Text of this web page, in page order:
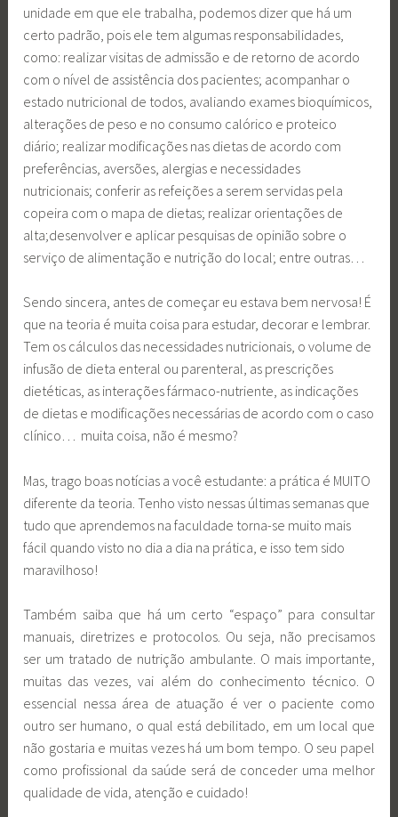
unidade em que ele trabalha, podemos dizer que há um
certo padrão, pois ele tem algumas responsabilidades,
como: realizar visitas de admissão e de retorno de acordo
com o nível de assistência dos pacientes; acompanhar o
estado nutricional de todos, avaliando exames bioquímicos,
alterações de peso e no consumo calórico e proteico
diário; realizar modificações nas dietas de acordo com
preferências, aversões, alergias e necessidades
nutricionais; conferir as refeições a serem servidas pela
copeira com o mapa de dietas; realizar orientações de
alta;desenvolver e aplicar pesquisas de opinião sobre o
serviço de alimentação e nutrição do local; entre outras…
Sendo sincera, antes de começar eu estava bem nervosa! É
que na teoria é muita coisa para estudar, decorar e lembrar.
Tem os cálculos das necessidades nutricionais, o volume de
infusão de dieta enteral ou parenteral, as prescrições
dietéticas, as interações fármaco-nutriente, as indicações
de dietas e modificações necessárias de acordo com o caso
clínico… muita coisa, não é mesmo?
Mas, trago boas notícias a você estudante: a prática é MUITO
diferente da teoria. Tenho visto nessas últimas semanas que
tudo que aprendemos na faculdade torna-se muito mais
fácil quando visto no dia a dia na prática, e isso tem sido
maravilhoso!
Também saiba que há um certo “espaço” para consultar
manuais, diretrizes e protocolos. Ou seja, não precisamos
ser um tratado de nutrição ambulante. O mais importante,
muitas das vezes, vai além do conhecimento técnico. O
essencial nessa área de atuação é ver o paciente como
outro ser humano, o qual está debilitado, em um local que
não gostaria e muitas vezes há um bom tempo. O seu papel
como profissional da saúde será de conceder uma melhor
qualidade de vida, atenção e cuidado!